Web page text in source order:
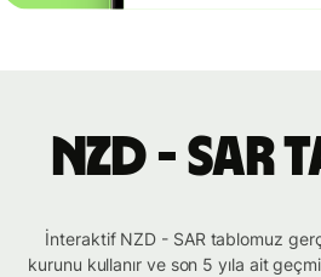
NZD -
İnteraktif NZD - SAR tablomuz
kurunu kullanır ve son 5 yıla ait